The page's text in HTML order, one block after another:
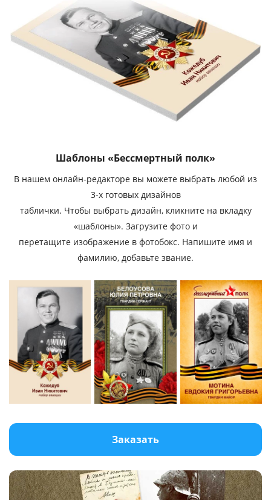
Шаблоны «Бессмертный полк»
В нашем онлайн-редакторе вы можете выбрать любой из
3-х готовых дизайнов
таблички. Чтобы выбрать дизайн, кликните на вкладку
«шаблоны». Загрузите фото и
перетащите изображение в фотобокс. Напишите имя и
фамилию, добавьте звание.
Заказать